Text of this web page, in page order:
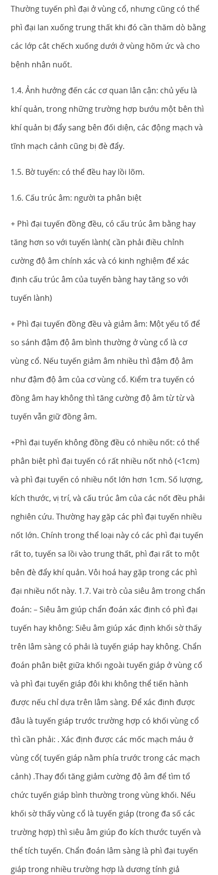
Thường tuyến phì đại ở vùng cổ, nhưng cũng có thể
phì đại lan xuống trung thất khi đó cần thăm dò bằng
các lớp cắt chếch xuống dưới ở vùng hõm ức và cho
bệnh nhân nuốt.
1.4. Ảnh hưởng đến các cơ quan lân cận: chủ yếu là
khí quản, trong những trường hợp bướu một bên thì
khí quản bị đẩy sang bên đối diện, các động mạch và
tĩnh mạch cảnh cũng bị đè đẩy.
1.5. Bờ tuyến: có thể đều hay lồi lõm.
1.6. Cấu trúc âm: người ta phân biệt
+ Phì đại tuyến đồng đều, có cấu trúc âm bằng hay
tăng hơn so với tuyến lành( cần phải điều chỉnh
cường độ âm chính xác và có kinh nghiệm để xác
định cấu trúc âm của tuyến bàng hay tăng so với
tuyến lành)
+ Phì đại tuyến đồng đều và giảm âm: Một yếu tố để
so sánh đậm độ âm bình thường ở vùng cổ là cơ
vùng cổ. Nếu tuyến giảm âm nhiều thì đậm độ âm
như đậm độ âm của cơ vùng cổ. Kiểm tra tuyến có
đồng âm hay không thì tăng cường độ âm từ từ và
tuyến vẫn giữ đồng âm.
+Phì đại tuyến không đồng đều có nhiều nốt: có thể
phân biệt phì đại tuyến có rất nhiều nốt nhỏ (<1cm)
và phì đại tuyến có nhiều nốt lớn hơn 1cm. Số lượng,
kích thước, vị trí, và cấu trúc âm của các nốt đều phải
nghiên cứu. Thường hay gặp các phì đại tuyến nhiều
nốt lớn. Chính trong thể loại này có các phì đại tuyến
rất to, tuyến sa lồi vào trung thất, phì đại rất to một
bên đè đẩy khí quản. Vôi hoá hay gặp trong các phì
đại nhiều nốt này. 1.7. Vai trò của siêu âm trong chẩn
đoán: – Siêu âm giúp chẩn đoán xác định có phì đại
tuyến hay không: Siêu âm giúp xác định khối sờ thấy
trên lâm sàng có phải là tuyến giáp hay không. Chẩn
đoán phân biệt giữa khối ngoài tuyến giáp ở vùng cổ
và phì đại tuyến giáp đôi khi không thể tiến hành
được nếu chỉ dựa trên lâm sàng. Để xác định được
đâu là tuyến giáp trước trường hợp có khối vùng cổ
thì cần phải: . Xác định được các mốc mạch máu ở
vùng cổ( tuyến giáp nằm phía trước trong các mạch
cảnh) .Thay đổi tăng giảm cường độ âm để tìm tổ
chức tuyến giáp bình thường trong vùng khối. Nếu
khối sờ thấy vùng cổ là tuyến giáp (trong đa số các
trường hợp) thì siêu âm giúp đo kích thước tuyến và
thể tích tuyến. Chẩn đoán lâm sàng là phì đại tuyến
giáp trong nhiều trường hợp là dương tính giả